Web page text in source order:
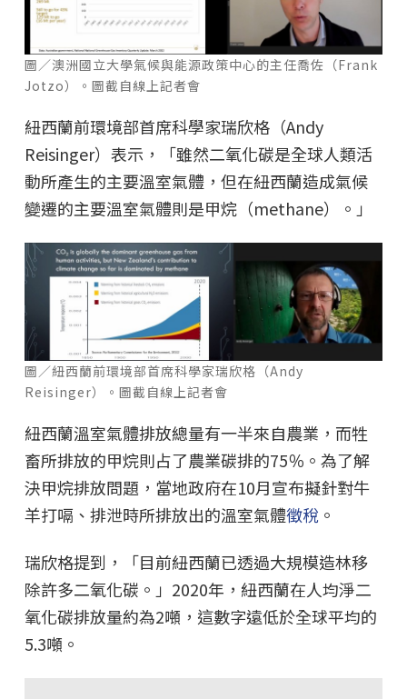
圖／澳洲國立大學氣候與能源政策中心的主任喬佐（Frank
Jotzo）。圖截自線上記者會
紐西蘭前環境部首席科學家瑞欣格（Andy
Reisinger）表示，「雖然二氧化碳是全球人類活
動所產生的主要溫室氣體，但在紐西蘭造成氣候
變遷的主要溫室氣體則是甲烷（methane）。」
圖／紐西蘭前環境部首席科學家瑞欣格（Andy
Reisinger）。圖截自線上記者會
紐西蘭溫室氣體排放總量有一半來自農業，而牲
畜所排放的甲烷則占了農業碳排的75％。為了解
決甲烷排放問題，當地政府在10月宣布擬針對牛
羊打嗝、排泄時所排放出的溫室氣體徵稅。
瑞欣格提到，「目前紐西蘭已透過大規模造林移
除許多二氧化碳。」2020年，紐西蘭在人均淨二
氧化碳排放量約為2噸，這數字遠低於全球平均的
5.3噸。